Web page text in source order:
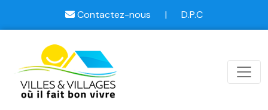
Contactez-nous | D.P.C